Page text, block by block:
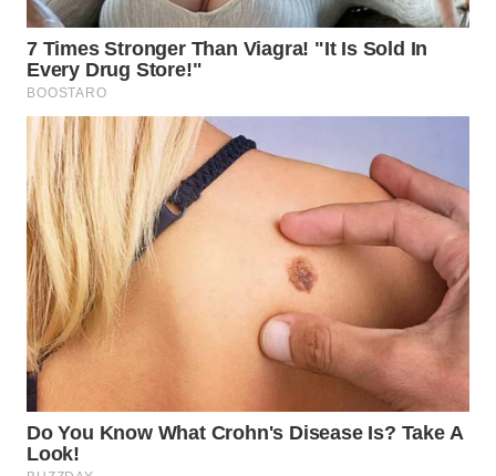
WN
CIREBON
WN
INDRAMAYU
WN
KUNINGAN
WN
MAJALENGKA
SUBANG
WN